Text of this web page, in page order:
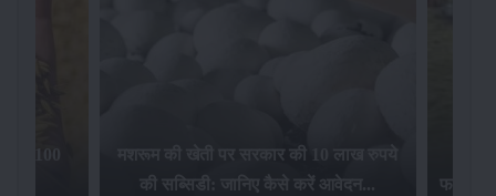
मशरूम की खेती पर सरकार की 10 लाख रुपये
की सब्सिडी: जानिए कैसे करें आवेदन...
फसल